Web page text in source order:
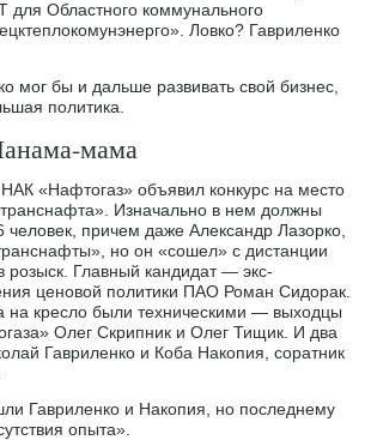
для Областного коммунального
Ловко? Гавриленко
мог бы и дальше развивать свой бизнес,
политика.
мама
«Нафтогаз» объявил конкурс на место
Изначально в нем должны
человек, причем даже Александр Лазорко,
но он «сошел» с дистанции
розыск. Главный кандидат — экс-
ценовой политики ПАО Роман Сидорак.
на кресло были техническими — выходцы
Олег Скрипник и Олег Тищик. И два
Гавриленко и Коба Накопия, соратник
Гавриленко и Накопия, но последнему
опыта».